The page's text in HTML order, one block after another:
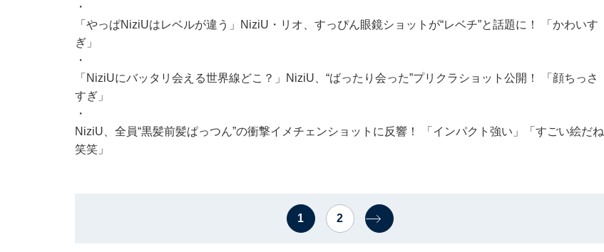
・
「やっぱNiziUはレベルが違う」NiziU・リオ、すっぴん眼鏡ショットが“レベチ”と話題に！ 「かわいす
ぎ」
・
「NiziUにバッタリ会える世界線どこ？」NiziU、“ばったり会った”プリクラショット公開！ 「顔ちっさ
すぎ」
・
NiziU、全員“黒髪前髪ぱっつん”の衝撃イメチェンショットに反響！ 「インパクト強い」「すごい絵だね
笑笑」
1 2